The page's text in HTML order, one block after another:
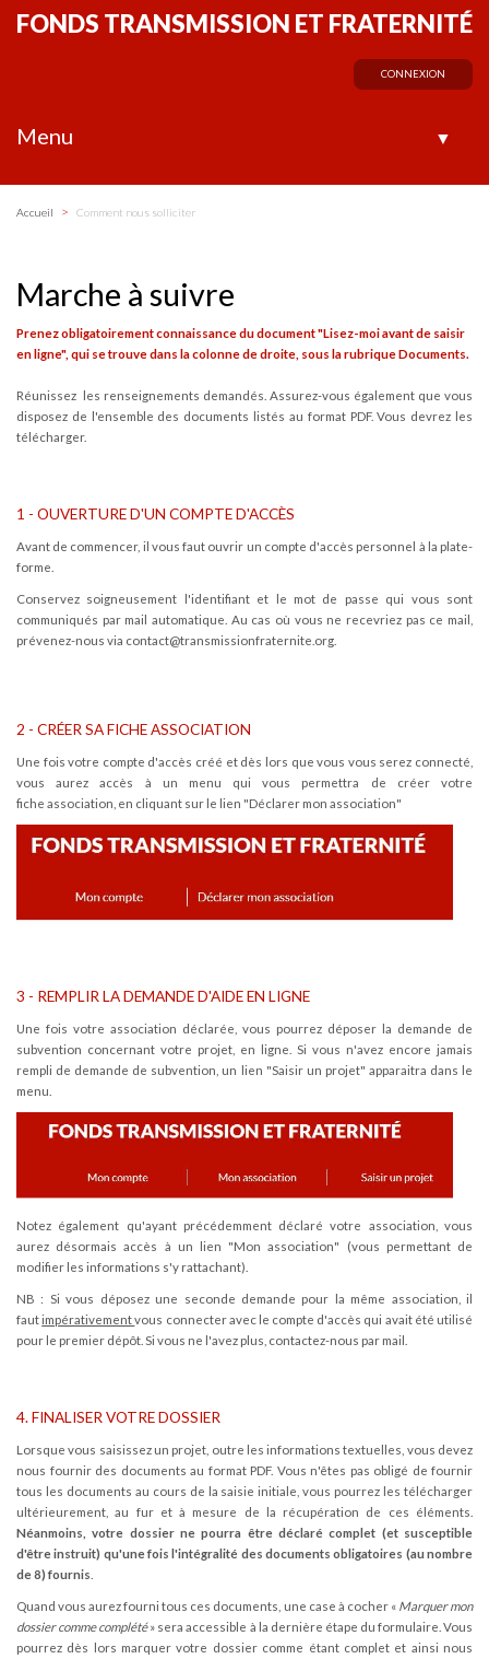
FONDS TRANSMISSION ET FRATERNITÉ
CONNEXION
Menu ▼
Accueil > Comment nous solliciter
Marche à suivre
Prenez obligatoirement connaissance du document "Lisez-moi avant de saisir
en ligne", qui se trouve dans la colonne de droite, sous la rubrique Documents.
Réunissez les renseignements demandés. Assurez-vous également que vous
disposez de l'ensemble des documents listés au format PDF. Vous devrez les
télécharger.
1 - OUVERTURE D'UN COMPTE D'ACCÈS
Avant de commencer, il vous faut ouvrir un compte d'accès personnel à la plate-
forme.
Conservez soigneusement l'identifiant et le mot de passe qui vous sont
communiqués par mail automatique. Au cas où vous ne recevriez pas ce mail,
prévenez-nous via contact@transmissionfraternite.org.
2 - CRÉER SA FICHE ASSOCIATION
Une fois votre compte d'accès créé et dès lors que vous vous serez connecté,
vous aurez accès à un menu qui vous permettra de créer votre
fiche association, en cliquant sur le lien "Déclarer mon association"
3 - REMPLIR LA DEMANDE D'AIDE EN LIGNE
Une fois votre association déclarée, vous pourrez déposer la demande de
subvention concernant votre projet, en ligne. Si vous n'avez encore jamais
rempli de demande de subvention, un lien "Saisir un projet" apparaitra dans le
menu.
Notez également qu'ayant précédemment déclaré votre association, vous
aurez désormais accès à un lien "Mon association" (vous permettant de
modifier les informations s'y rattachant).
NB : Si vous déposez une seconde demande pour la même association, il
fautimpérativementvous connecter avec le compte d'accès qui avait été utilisé
pour le premier dépôt. Si vous ne l'avez plus, contactez-nous par mail.
4. FINALISER VOTRE DOSSIER
Lorsque vous saisissez un projet, outre les informations textuelles, vous devez
nous fournir des documents au format PDF. Vous n'êtes pas obligé de fournir
tous les documents au cours de la saisie initiale, vous pourrez les télécharger
ultérieurement, au fur et à mesure de la récupération de ces éléments.
Néanmoins, votre dossier ne pourra être déclaré complet (et susceptible
d'être instruit) qu'une fois l'intégralité des documents obligatoires (au nombre
de 8) fournis
Quand vous aurez fourni tous ces documents, une case à cocher « Marquer mon
dossier comme complété» sera accessible à la dernière étape du formulaire. Vous
pourrez dès lors marquer votre dossier comme étant complet et ainsi nous